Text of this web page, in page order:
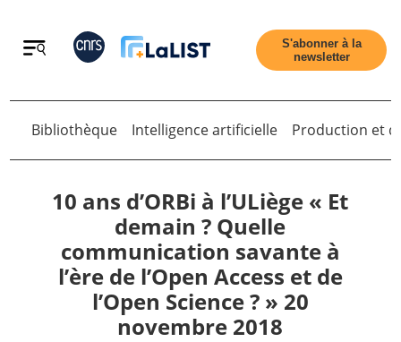
Retour
Accueil
Tous les articles
S'abonner à la
newsletter
Bibliothèque Intelligence artificielle Production et
10 ans d’ORBi à l’ULiège « Et
demain ? Quelle
communication savante à
l’ère de l’Open Access et de
l’Open Science ? » 20
novembre 2018